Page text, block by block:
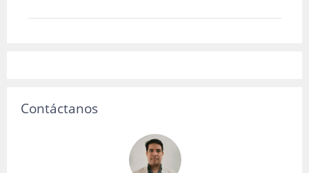
Contáctanos